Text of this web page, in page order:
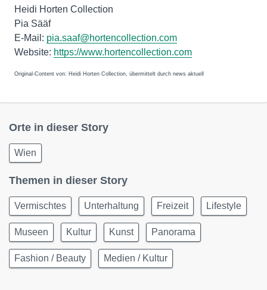
Heidi Horten Collection
Pia Sääf
E-Mail: pia.saaf@hortencollection.com
Website: https://www.hortencollection.com
Original-Content von: Heidi Horten Collection, übermittelt durch news aktuell
Orte in dieser Story
Wien
Themen in dieser Story
Vermischtes Unterhaltung Freizeit Lifestyle
Museen Kultur Kunst Panorama
Fashion / Beauty Medien / Kultur